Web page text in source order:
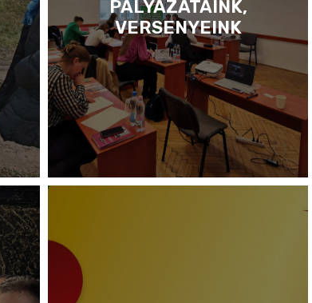
PÁLYÁZATAINK,
VERSENYEINK